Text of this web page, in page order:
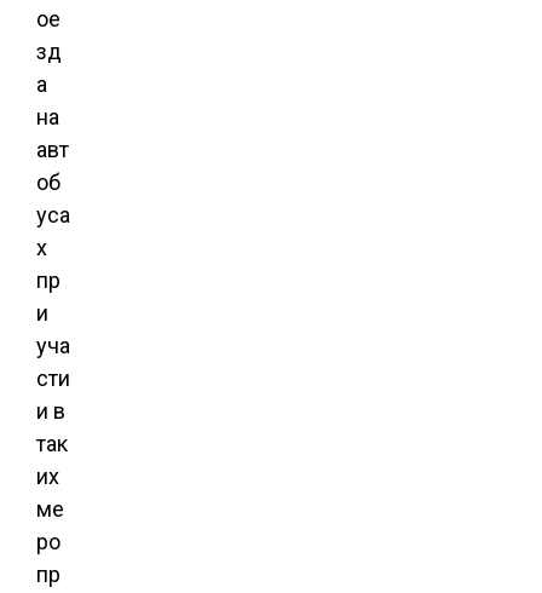
ое
зд
а
на
авт
об
уса
х
пр
и
уча
сти
и в
так
их
ме
ро
пр